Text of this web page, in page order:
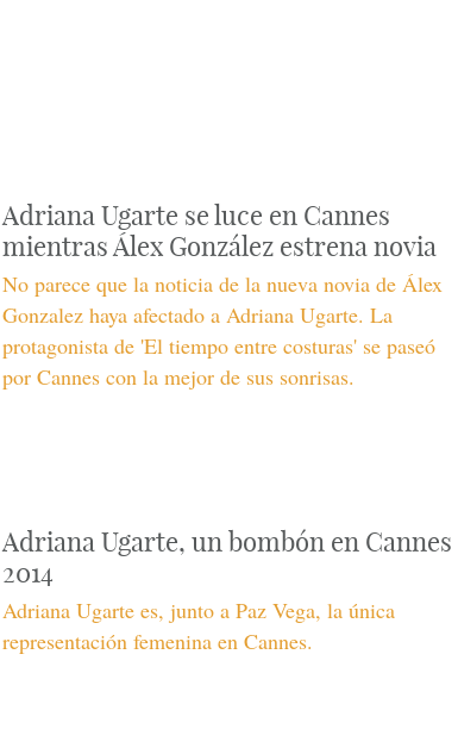
Adriana Ugarte se luce en Cannes
mientras Álex González estrena novia
No parece que la noticia de la nueva novia de Álex
Gonzalez haya afectado a Adriana Ugarte. La
protagonista de 'El tiempo entre costuras' se paseó
por Cannes con la mejor de sus sonrisas.
Adriana Ugarte, un bombón en Cannes
2014
Adriana Ugarte es, junto a Paz Vega, la única
representación femenina en Cannes.